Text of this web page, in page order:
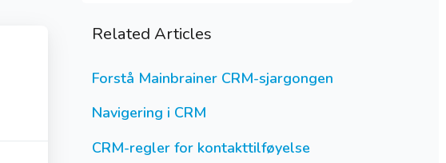
Related Articles
Forstå Mainbrainer CRM-sjargongen
Navigering i CRM
CRM-regler for kontakttilføyelse